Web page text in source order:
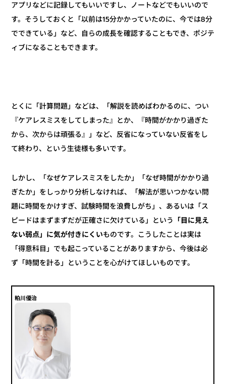
アプリなどに記録してもいいですし、ノートなどでもいいので
す。そうしておくと「以前は15分かかっていたのに、今では8分
でできている」など、自らの成長を確認することもでき、ポジテ
ィブになることもできます。
とくに「計算問題」などは、「解説を読めばわかるのに、つい
『ケアレスミスをしてしまった』とか、『時間がかかり過ぎた
から、次からは頑張る』」など、反省になっていない反省をし
て終わり、という生徒様も多いです。
しかし、「なぜケアレスミスをしたか」「なぜ時間がかかり過
ぎたか」をしっかり分析しなければ、「解法が思いつかない問
題に時間をかけすぎ、試験時間を浪費しがち」、あるいは「ス
ピードはまずまずだが正確さに欠けている」という 「目に見え
ない弱点」に気が付きにくいものです。こうしたことは実は
「得意科目」でも起こっていることがありますから、今後は必
ず「時間を計る」ということを心がけてほしいものです。
粕川優治